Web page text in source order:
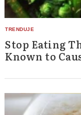
Stop Eating
Known to